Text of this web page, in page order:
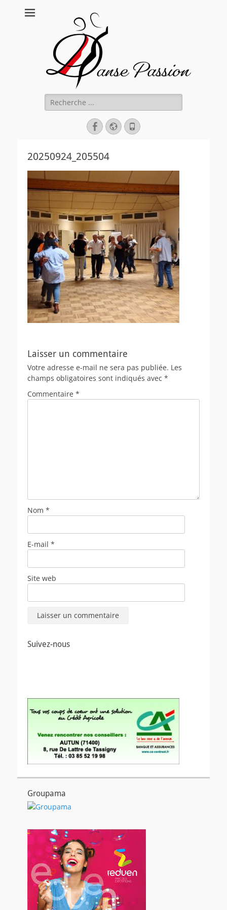
Rechercher :
Facebook
Site
web
Tél
20250924_205504
Laisser un commentaire
Votre adresse e-mail ne sera pas publiée. Les
champs obligatoires sont indiqués avec *
Commentaire *
Nom *
E-mail *
Site web
Suivez-nous
Groupama